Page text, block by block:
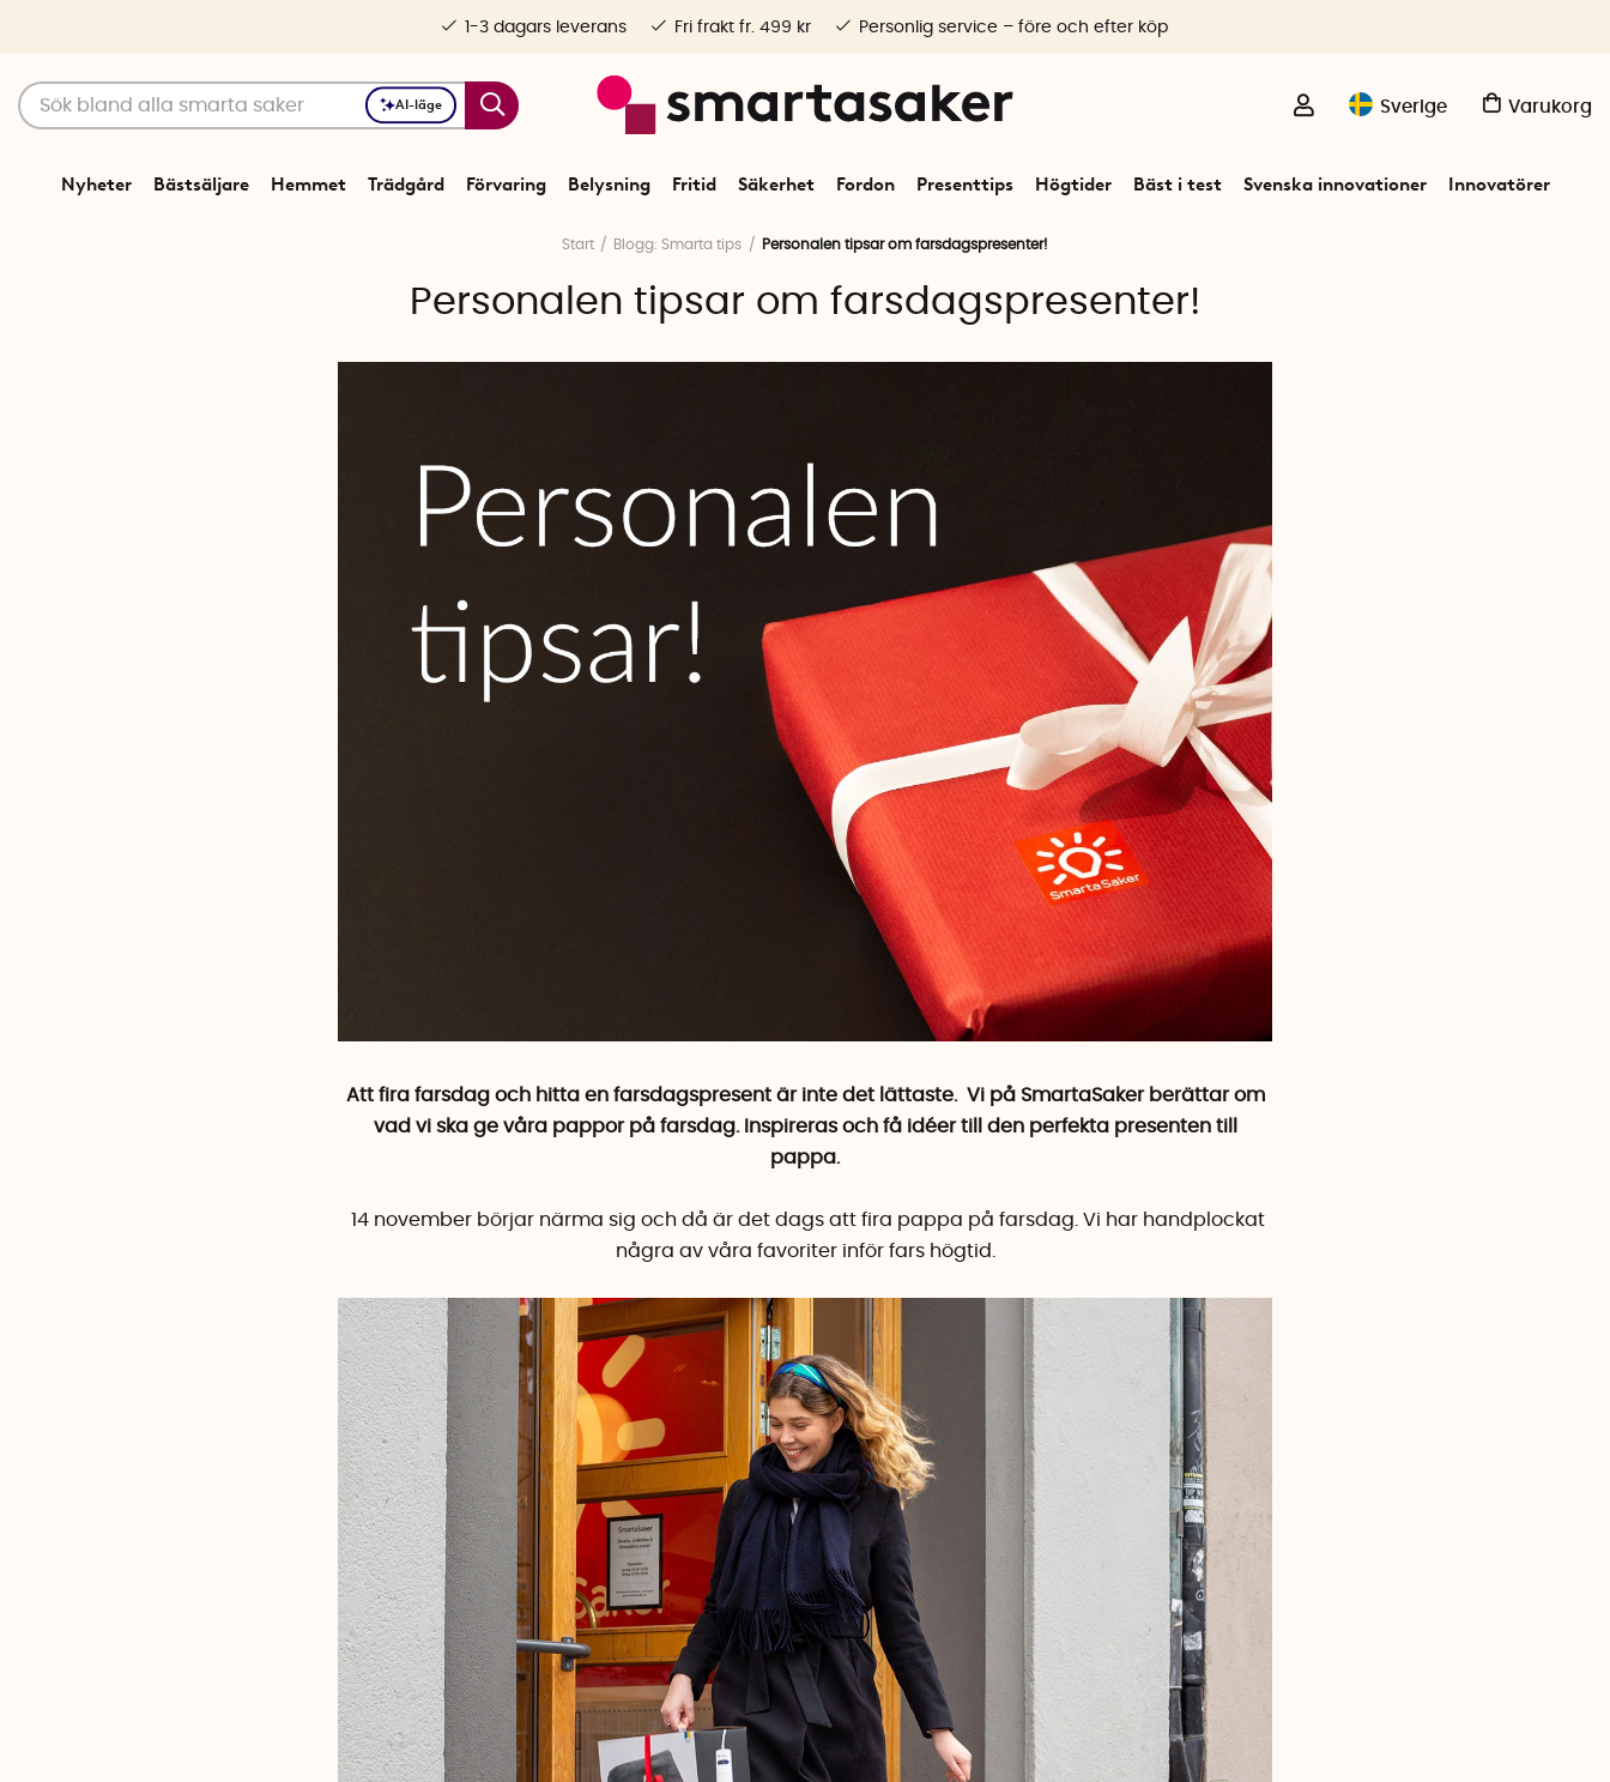
AI-läge Sverige Varukorg
Nyheter Bästsäljare Hemmet Trädgård Förvaring Belysning Fritid Säkerhet Fordon Presenttips Högtider Bäst i test Svenska innovationer Innovatörer
1-3 dagars leverans Fri frakt fr. 499 kr Personlig service – före och efter köp
Start Blogg: Smarta tips Personalen tipsar om farsdagspresenter!
Personalen tipsar om farsdagspresenter!
Att fira farsdag och hitta en farsdagspresent är inte det lättaste. Vi på SmartaSaker berättar om
vad vi ska ge våra pappor på farsdag. Inspireras och få idéer till den perfekta presenten till
pappa.
14 november börjar närma sig och då är det dags att fira pappa på farsdag. Vi har handplockat
några av våra favoriter inför fars högtid.